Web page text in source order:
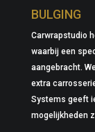
BULGING
Carwrapstudio
waarbij een
aangebracht.
extra
Systems geeft
mogelijkheden